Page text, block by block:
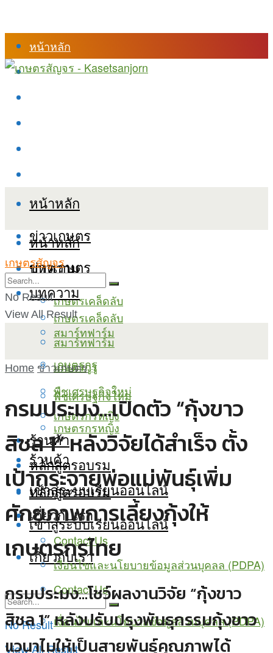
หน้าหลัก
ร้านค้า
หน้าหลัก
ข่าวเกษตร
บทความ
เกษตรเคล็ดลับ
สมาร์ทฟาร์ม
เกษตรกูรู
พืชเศรษฐกิจใหม่
เกษตรกรหญิง
ร้านค้า
หลักสูตรอบรม
เข้าสู่ระบบเรียนออนไลน์
เกี่ยวกับเรา
Contact Us
เงื่อนไขและนโยบายข้อมูลส่วนบุคลล (PDPA)
หน้าหลัก
ข่าวเกษตร
บทความ
เกษตรเคล็ดลับ
สมาร์ทฟาร์ม
เกษตรกูรู
พืชเศรษฐกิจใหม่
เกษตรกรหญิง
ร้านค้า
หลักสูตรอบรม
เข้าสู่ระบบเรียนออนไลน์
เกี่ยวกับเรา
Contact Us
เงื่อนไขและนโยบายข้อมูลส่วนบุคลล (PDPA)
No Result
View All Result
เกษตรสัญจร
No Result
View All Result
Home ข่าวเกษตร
กรมประมง…เปิดตัว “กุ้งขาว
สิชล 1” หลังวิจัยได้สำเร็จ ตั้ง
เป้ากระจายพ่อแม่พันธุ์เพิ่ม
ศักยภาพการเลี้ยงกุ้งให้
เกษตรกรไทย
กรมประมง...โชว์ผลงานวิจัย “กุ้งขาว
สิชล 1” หลังปรับปรุงพันธุกรรมกุ้งขาว
แวนาไมให้เป็นสายพันธุ์คุณภาพได้